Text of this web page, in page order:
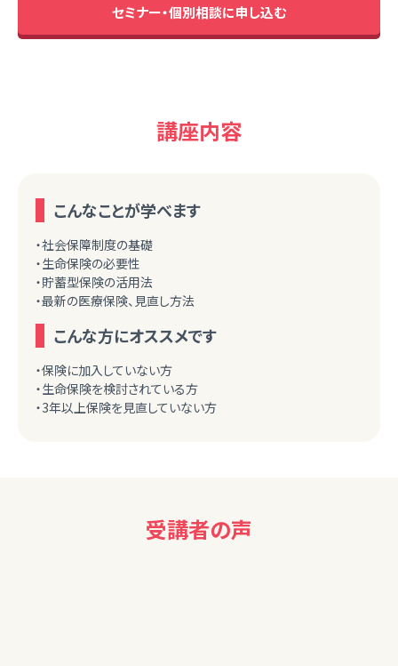
セミナー・個別相談に申し込む
講座内容
こんなことが学べます
・社会保障制度の基礎
・生命保険の必要性
・貯蓄型保険の活用法
・最新の医療保険、見直し方法
こんな方にオススメです
・保険に加入していない方
・生命保険を検討されている方
・3年以上保険を見直していない方
受講者の声